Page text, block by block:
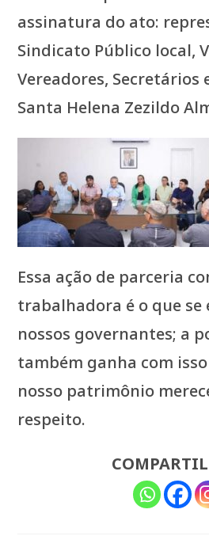
assinatura do ato:
Sindicato Público local,
Vereadores, Secretários
Santa Helena Zezildo
Essa ação de parceria
trabalhadora é o que se
nossos governantes; a
também ganha com
nosso patrimônio
respeito.